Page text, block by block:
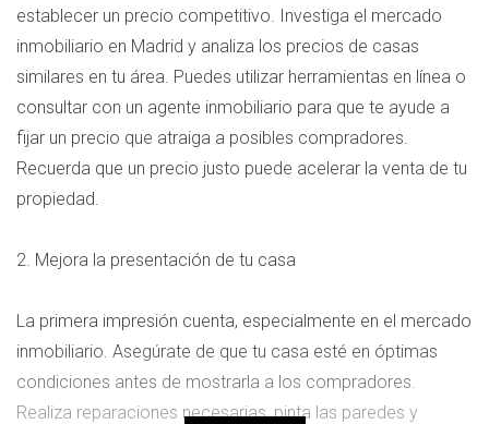
establecer un precio competitivo. Investiga el mercado
inmobiliario en Madrid y analiza los precios de casas
similares en tu área. Puedes utilizar herramientas en línea o
consultar con un agente inmobiliario para que te ayude a
fijar un precio que atraiga a posibles compradores.
Recuerda que un precio justo puede acelerar la venta de tu
propiedad.
2. Mejora la presentación de tu casa
La primera impresión cuenta, especialmente en el mercado
inmobiliario. Asegúrate de que tu casa esté en óptimas
condiciones antes de mostrarla a los compradores.
Realiza reparaciones necesarias, pinta las paredes y